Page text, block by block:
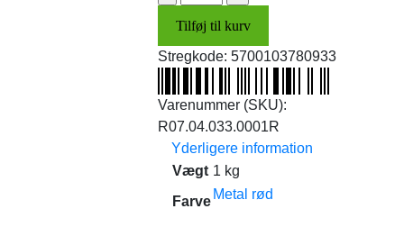
u/forlygte
(metal
rød)
Tilføj til kurv
Stregkode: 5700103780933
Varenummer (SKU):
R07.04.033.0001R
Yderligere information
Vægt 1 kg
Farve Metal rød